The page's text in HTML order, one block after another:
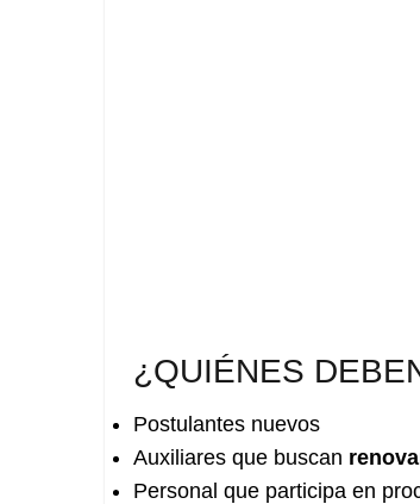
¿QUIÉNES
Postulantes nuevos
Auxiliares que buscan
Personal que participa en